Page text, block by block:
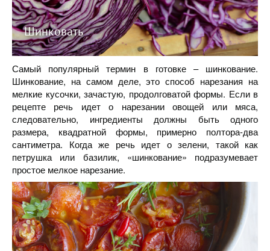
Шинковать
Самый популярный термин в готовке – шинкование.
Шинкование, на самом деле, это способ нарезания на
мелкие кусочки, зачастую, продолговатой формы. Если в
рецепте речь идет о нарезании овощей или мяса,
следовательно, ингредиенты должны быть одного
размера, квадратной формы, примерно полтора-два
сантиметра. Когда же речь идет о зелени, такой как
петрушка или базилик, «шинкование» подразумевает
простое мелкое нарезание.